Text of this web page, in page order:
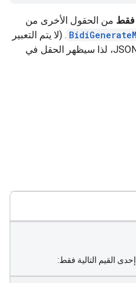
فقط من الحقول الأخرى من
. (لا يتم التعبير
الاتحاد في JSON، لذا سيظهر الحقل في
إحدى القيم التالية فقط: